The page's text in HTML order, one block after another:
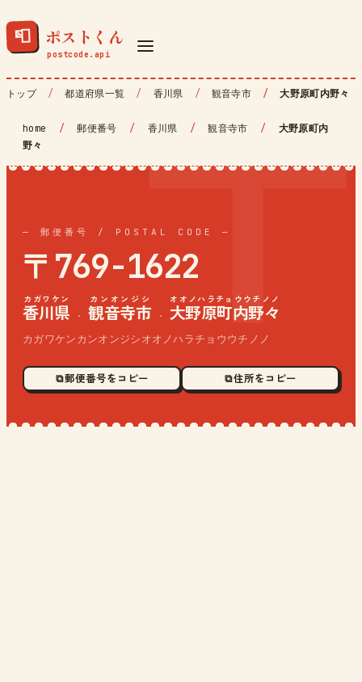
📮 ポストくん
トップ 都道府県一覧 香川県 観音寺市 大野原町内野々
home / 郵便番号 / 香川県 / 観音寺市 /
大野原町内
野々
— 郵便番号 / POSTAL CODE —
〒769-1622
香川県
カガワケン
· 観音寺市
カンオンジシ
· 大野原町内野々
オオノハラチョウウチノノ
カガワケンカンオンジシオオノハラチョウウチノノ
⧉ 郵便番号をコピー ⧉ 住所をコピー